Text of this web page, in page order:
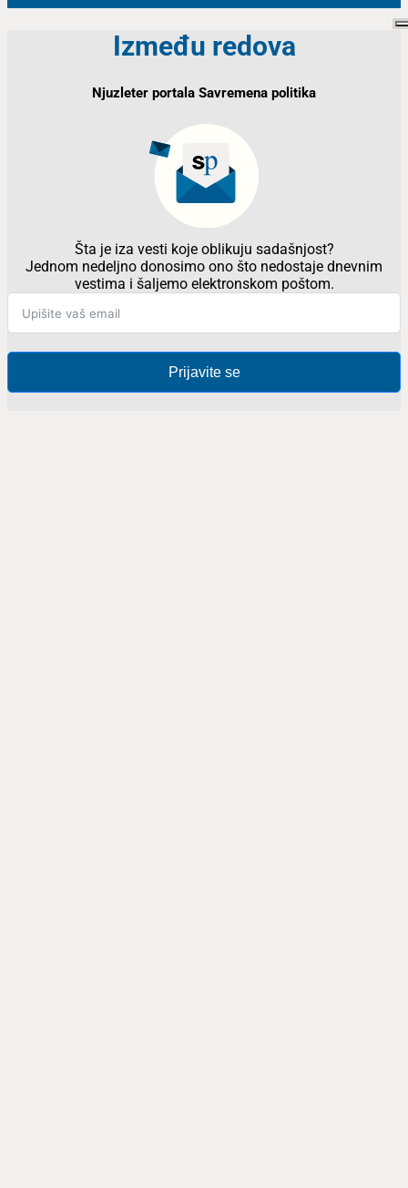
Između redova
Njuzleter portala Savremena politika
Šta je iza vesti koje oblikuju sadašnjost?
Jednom nedeljno donosimo ono što nedostaje dnevnim
vestima i šaljemo elektronskom poštom.
Prijavite se